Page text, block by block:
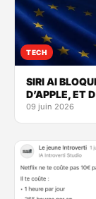
TECH
SIRI AI
D’APPLE, ET
09 juin 2026